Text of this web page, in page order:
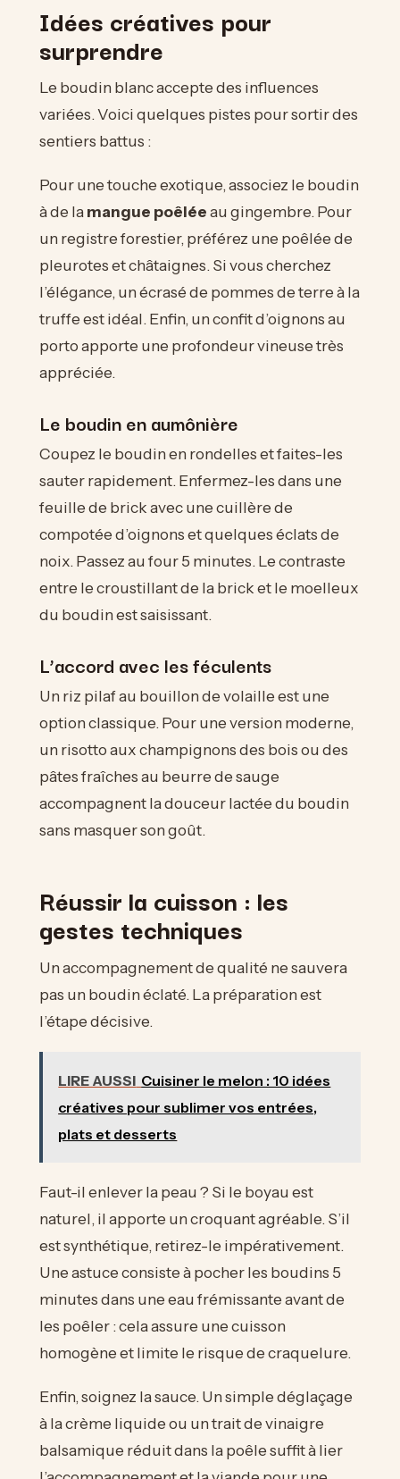
Idées créatives pour
surprendre
Le boudin blanc accepte des influences
variées. Voici quelques pistes pour sortir des
sentiers battus :
Pour une touche exotique, associez le boudin
à de la mangue poêléeau gingembre. Pour
un registre forestier, préférez une poêlée de
pleurotes et châtaignes. Si vous cherchez
l’élégance, un écrasé de pommes de terre à la
truffe est idéal. Enfin, un confit d’oignons au
porto apporte une profondeur vineuse très
appréciée.
Le boudin en aumônière
Coupez le boudin en rondelles et faites-les
sauter rapidement. Enfermez-les dans une
feuille de brick avec une cuillère de
compotée d’oignons et quelques éclats de
noix. Passez au four 5 minutes. Le contraste
entre le croustillant de la brick et le moelleux
du boudin est saisissant.
L’accord avec les féculents
Un riz pilaf au bouillon de volaille est une
option classique. Pour une version moderne,
un risotto aux champignons des bois ou des
pâtes fraîches au beurre de sauge
accompagnent la douceur lactée du boudin
sans masquer son goût.
Réussir la cuisson : les
gestes techniques
Un accompagnement de qualité ne sauvera
pas un boudin éclaté. La préparation est
l’étape décisive.
LIRE AUSSI Cuisiner le melon : 10 idées
créatives pour sublimer vos entrées,
plats et desserts
Faut-il enlever la peau ? Si le boyau est
naturel, il apporte un croquant agréable. S’il
est synthétique, retirez-le impérativement.
Une astuce consiste à pocher les boudins 5
minutes dans une eau frémissante avant de
les poêler : cela assure une cuisson
homogène et limite le risque de craquelure.
Enfin, soignez la sauce. Un simple déglaçage
à la crème liquide ou un trait de vinaigre
balsamique réduit dans la poêle suffit à lier